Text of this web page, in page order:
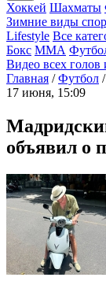
Хоккей Шахматы
Зимние виды
Lifestyle Все
Бокс ММА
Видео всех голов
Главная / Футбол /
17 июня, 15:09
объявил о